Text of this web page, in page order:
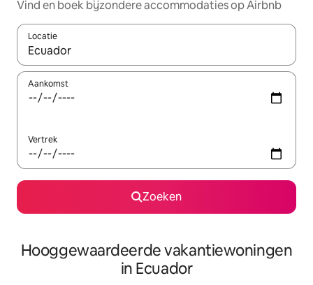
Vind en boek bijzondere accommodaties op Airbnb
Locatie
Wanneer er resultaten beschikbaar zijn, maak je een keuze
Aankomst
Vertrek
Zoeken
Hooggewaardeerde vakantiewoningen
in Ecuador